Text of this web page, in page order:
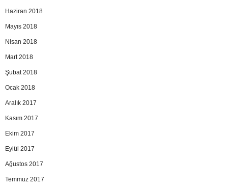
Haziran 2018
Mayıs 2018
Nisan 2018
Mart 2018
Şubat 2018
Ocak 2018
Aralık 2017
Kasım 2017
Ekim 2017
Eylül 2017
Ağustos 2017
Temmuz 2017